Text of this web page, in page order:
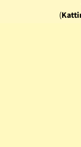
(